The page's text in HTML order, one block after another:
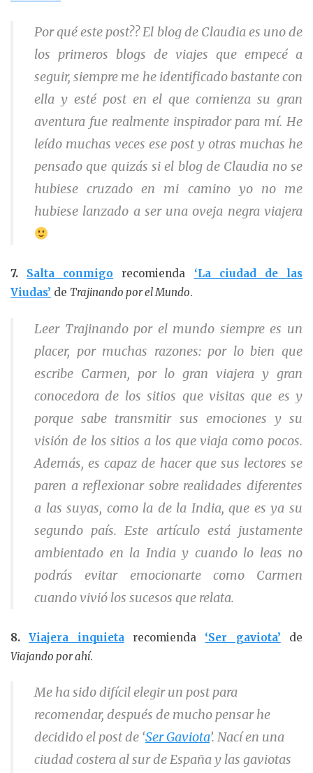
Por qué este post?? El blog de Claudia es uno de
los primeros blogs de viajes que empecé a
seguir, siempre me he identificado bastante con
ella y esté post en el que comienza su gran
aventura fue realmente inspirador para mí. He
leído muchas veces ese post y otras muchas he
pensado que quizás si el blog de Claudia no se
hubiese cruzado en mi camino yo no me
hubiese lanzado a ser una oveja negra viajera
7. Salta conmigo recomienda
‘La ciudad de las
Viudas’ de Trajinando por el Mundo.
Leer Trajinando por el mundo siempre es un
placer, por muchas razones: por lo bien que
escribe Carmen, por lo gran viajera y gran
conocedora de los sitios que visitas que es y
porque sabe transmitir sus emociones y su
visión de los sitios a los que viaja como pocos.
Además, es capaz de hacer que sus lectores se
paren a reflexionar sobre realidades diferentes
a las suyas, como la de la India, que es ya su
segundo país. Este artículo está justamente
ambientado en la India y cuando lo leas no
podrás evitar emocionarte como Carmen
cuando vivió los sucesos que relata.
8.Viajera inquieta recomienda ‘Ser gaviota’ de
Viajando por ahí.
Me ha sido difícil elegir un post para
recomendar, después de mucho pensar he
decidido el post de ‘Ser Gaviota’. Nací en una
ciudad costera al sur de España y las gaviotas